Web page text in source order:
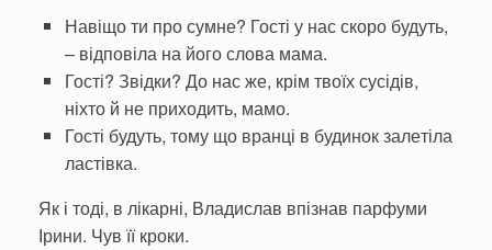
Навіщо ти про сумне? Гості у нас скоро будуть,
– відповіла на його слова мама.
Гості? Звідки? До нас же, крім твоїх сусідів,
ніхто й не при­ходить, мамо.
Гості будуть, тому що вранці в будинок зале­тіла
ластівка.
Як і тоді, в лікарні, Владис­лав впізнав парфуми
Ірини. Чув її кроки.